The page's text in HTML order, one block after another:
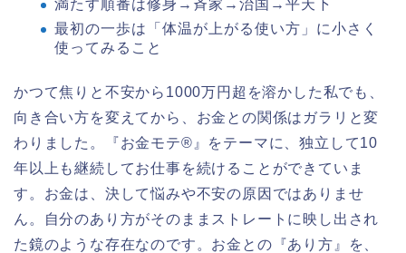
満たす順番は修身→斉家→治国→平天下
最初の一歩は「体温が上がる使い方」に小さく
使ってみること
かつて焦りと不安から1000万円超を溶かした私でも、
向き合い方を変えてから、お金との関係はガラリと変
わりました。『お金モテ®』をテーマに、独立して10
年以上も継続してお仕事を続けることができていま
す。お金は、決して悩みや不安の原因ではありませ
ん。自分のあり方がそのままストレートに映し出され
た鏡のような存在なのです。お金との『あり方』を、